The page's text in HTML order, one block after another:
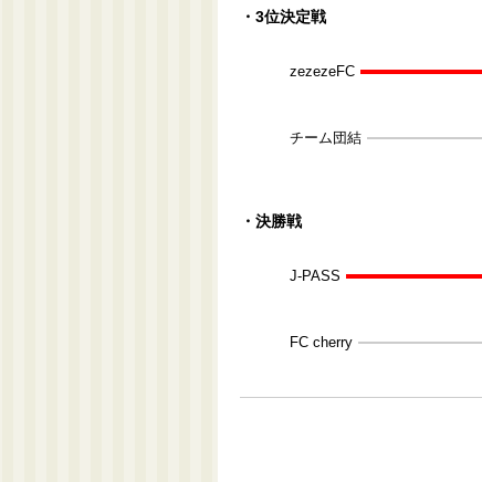
・3位決定戦
zezezeFC
チーム団結
・決勝戦
J-PASS
FC cherry